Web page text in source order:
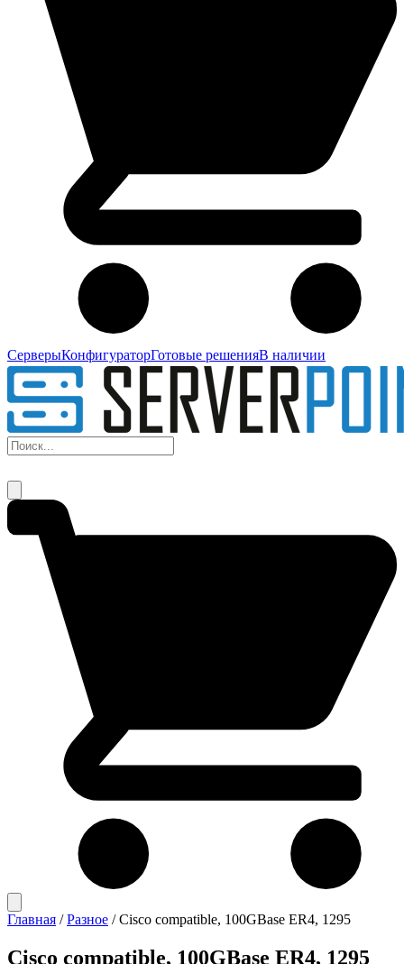
СерверыКонфигураторГотовые решенияВ наличии
Главная / Разное / Cisco compatible, 100GBase ER4, 1295
Cisco compatible, 100GBase ER4, 1295